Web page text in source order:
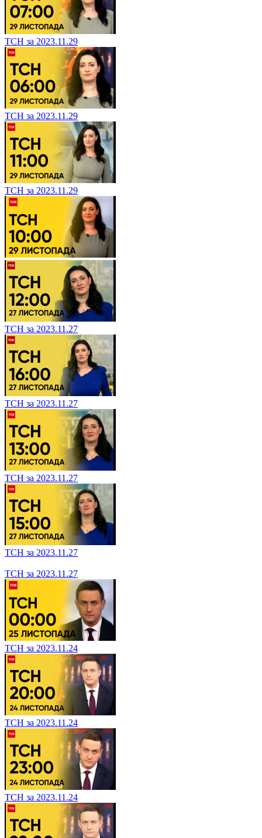
ТСН за 2023.11.29
ТСН за 2023.11.29
ТСН за 2023.11.29
ТСН за 2023.11.27
ТСН за 2023.11.27
ТСН за 2023.11.27
ТСН за 2023.11.27
ТСН за 2023.11.27
ТСН за 2023.11.24
ТСН за 2023.11.24